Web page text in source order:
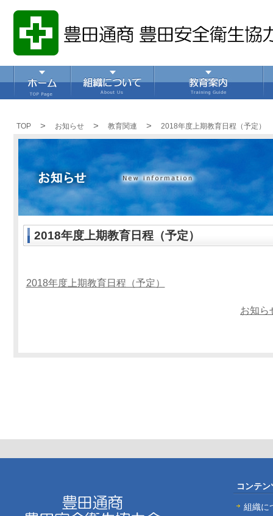
TOP> お知らせ> 教育関連 > 2018年度上期教育日程（予定）
2018年度上期教育日程（予定）
2018年度上期教育日程（予定）
お知ら
コンテ
組織に